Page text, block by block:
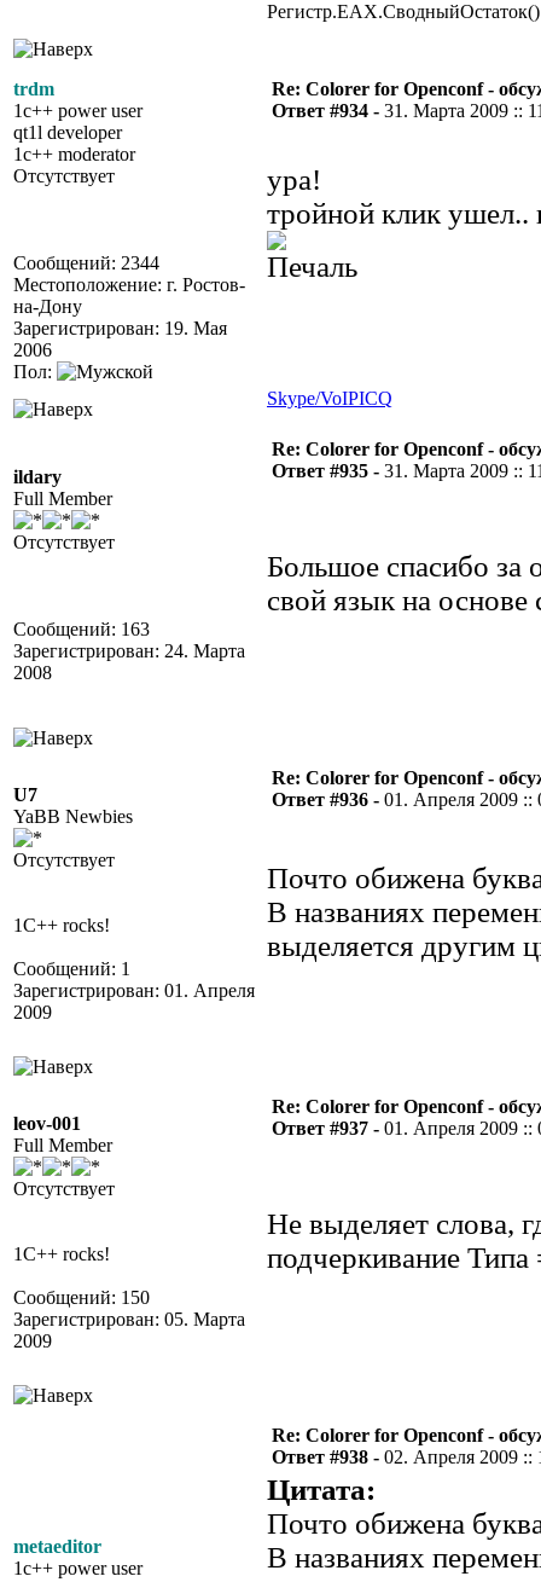
Регистр.EAX.СводныйОстаток()
trdm
1c++ power user
qt1l developer
1c++ moderator
Отсутствует
Сообщений: 2344
Местоположение: г. Ростов-
на-Дону
Зарегистрирован: 19. Мая
2006
Пол:
Re: Colorer for Openconf -
Ответ #934 - 31. Марта 2009 ::
ура!
тройной клик ушел..
Skype/VoIPICQ
ildary
Full Member
Отсутствует
Сообщений: 163
Зарегистрирован: 24. Марта
2008
Re: Colorer for Openconf -
Ответ #935 - 31. Марта 2009 ::
Большое спасибо за
свой язык на
U7
YaBB Newbies
Отсутствует
1C++ rocks!
Сообщений: 1
Зарегистрирован: 01. Апреля
2009
Re: Colorer for Openconf -
Ответ #936 - 01. Апреля 2009 ::
Почто обижена
В названиях
выделяется другим
leov-001
Full Member
Отсутствует
1C++ rocks!
Сообщений: 150
Зарегистрирован: 05. Марта
2009
Re: Colorer for Openconf -
Ответ #937 - 01. Апреля 2009 ::
Не выделяет слова,
подчеркивание
metaeditor
1c++ power user
Re: Colorer for Openconf -
Ответ #938 - 02. Апреля 2009 ::
Цитата:
Почто обижена
В названиях